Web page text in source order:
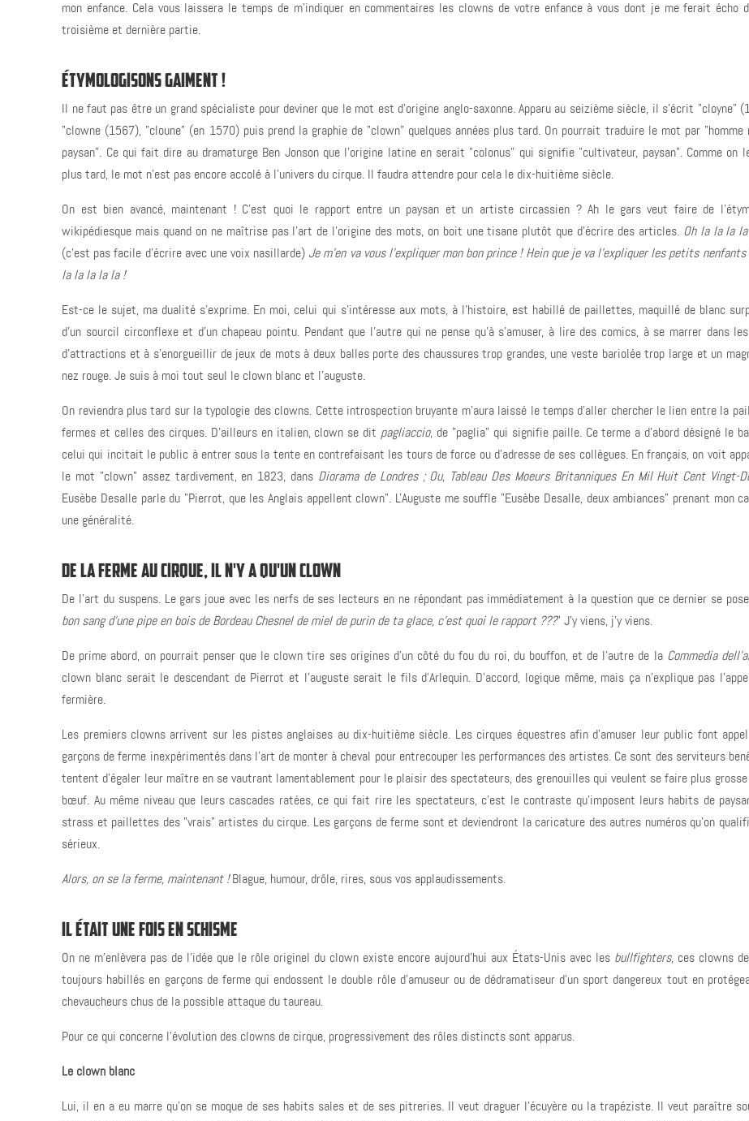
mon enfance. Cela vous laissera le temps de m'indiquer en commentaires les clowns de votre enfance à vous dont je me ferait écho
troisième et dernière partie.
ÉTYMOLOGISONS GAIMENT !
Il ne faut pas être un grand spécialiste pour deviner que le mot est d'origine anglo-saxonne. Apparu au seizième siècle, il s'écrit "cloyne"
"clowne (1567), "cloune" (en 1570) puis prend la graphie de "clown" quelques années plus tard. On pourrait traduire le mot par "homme
paysan". Ce qui fait dire au dramaturge Ben Jonson que l'origine latine en serait "colonus" qui signifie "cultivateur, paysan". Comme on
plus tard, le mot n'est pas encore accolé à l'univers du cirque. Il faudra attendre pour cela le dix-huitième siècle.
On est bien avancé, maintenant ! C'est quoi le rapport entre un paysan et un artiste circassien ? Ah le gars veut faire de
wikipédiesque mais quand on ne maîtrise pas l'art de l'origine des mots, on boit une tisane plutôt que d'écrire des articles. Oh la la la
(c'est pas facile d'écrire avec une voix nasillarde) Je m'en va vous l'expliquer mon bon prince ! Hein que je va l'expliquer les petits nenfants
la la la la la !
Est-ce le sujet, ma dualité s'exprime. En moi, celui qui s'intéresse aux mots, à l'histoire, est habillé de paillettes, maquillé de blanc
d'un sourcil circonflexe et d'un chapeau pointu. Pendant que l'autre qui ne pense qu'à s'amuser, à lire des comics, à se marrer dans
d'attractions et à s'enorgueillir de jeux de mots à deux balles porte des chaussures trop grandes, une veste bariolée trop large et un
nez rouge. Je suis à moi tout seul le clown blanc et l'auguste.
On reviendra plus tard sur la typologie des clowns. Cette introspection bruyante m'aura laissé le temps d'aller chercher le lien entre la
fermes et celles des cirques. D'ailleurs en italien, clown se ditpagliaccio, de "paglia" qui signifie paille. Ce terme a d'abord désigné le
celui qui incitait le public à entrer sous la tente en contrefaisant les tours de force ou d'adresse de ses collègues. En français, on voit
le mot "clown" assez tardivement, en 1823, dans Diorama de Londres ; Ou, Tableau Des Moeurs Britanniques En Mil Huit Cent Vingt-
Eusèbe Desalle parle du "Pierrot, que les Anglais appellent clown". L'Auguste me souffle "Eusèbe Desalle, deux ambiances" prenant mon
une généralité.
DE LA FERME AU CIRQUE, IL N'Y A QU'UN CLOWN
De l'art du suspens. Le gars joue avec les nerfs de ses lecteurs en ne répondant pas immédiatement à la question que ce dernier se
bon sang d'une pipe en bois de Bordeau Chesnel de miel de purin de ta glace, c'est quoi le rapport ???" J'y viens, j'y viens.
De prime abord, on pourrait penser que le clown tire ses origines d'un côté du fou du roi, du bouffon, et de l'autre de la Commedia
clown blanc serait le descendant de Pierrot et l'auguste serait le fils d'Arlequin. D'accord, logique même, mais ça n'explique pas
fermière.
Les premiers clowns arrivent sur les pistes anglaises au dix-huitième siècle. Les cirques équestres afin d'amuser leur public font
garçons de ferme inexpérimentés dans l'art de monter à cheval pour entrecouper les performances des artistes. Ce sont des serviteurs
tentent d'égaler leur maître en se vautrant lamentablement pour le plaisir des spectateurs, des grenouilles qui veulent se faire plus
bœuf. Au même niveau que leurs cascades ratées, ce qui fait rire les spectateurs, c'est le contraste qu'imposent leurs habits de
strass et paillettes des "vrais" artistes du cirque. Les garçons de ferme sont et deviendront la caricature des autres numéros qu'on
sérieux.
Alors, on se la ferme, maintenant !Blague, humour, drôle, rires, sous vos applaudissements.
IL ÉTAIT UNE FOIS EN SCHISME
On ne m'enlèvera pas de l'idée que le rôle originel du clown existe encore aujourd'hui aux États-Unis avec les bullfighters, ces clowns
toujours habillés en garçons de ferme qui endossent le double rôle d'amuseur ou de dédramatiseur d'un sport dangereux tout en
chevaucheurs chus de la possible attaque du taureau.
Pour ce qui concerne l'évolution des clowns de cirque, progressivement des rôles distincts sont apparus.
Le clown blanc
Lui, il en a eu marre qu'on se moque de ses habits sales et de ses pitreries. Il veut draguer l'écuyère ou la trapéziste. Il veut paraître